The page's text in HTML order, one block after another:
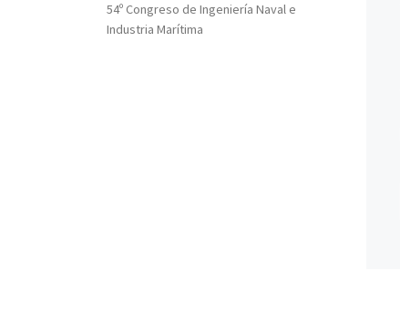
54º Congreso de Ingeniería Naval e
Industria Marítima